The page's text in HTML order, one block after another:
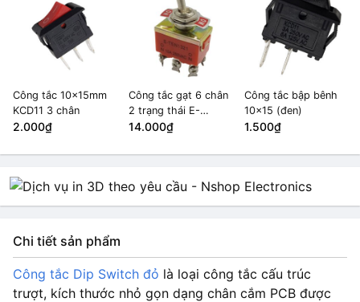
Công tắc 10x15mm
KCD11 3 chân
2.000₫
Công tắc gạt 6 chân
2 trạng thái E-
TEN1321
14.000₫
Công tắc bập bênh
10x15 (đen)
1.500₫
Chi tiết sản phẩm
Công tắc Dip Switch đỏ là loại công tắc cấu trúc
trượt, kích thước nhỏ gọn dạng chân cắm PCB được